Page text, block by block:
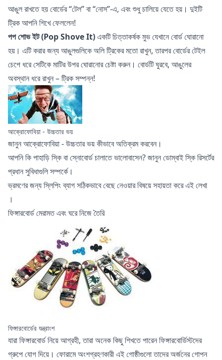
আঙুল রাখতে হয় বোর্ডের “টেল” বা “নোস”-এ, এবং শুধু চালিয়ে যেতে হয়। দুইটি
ট্রিক আপনি শিখে ফেললেন!
পপ শোভ ইট (Pop Shove It)একটি চিত্তাকর্ষক মুভ যেখানে বোর্ড ঘোরানো
হয়। এটি করার জন্য আঙুলগুলিকে অলি ট্রিকের মতো রাখুন, তারপর বোর্ডের টেইল
চেপে ধরে সেটিকে মাটির উপর ঘোরানোর চেষ্টা করুন। বোর্ডটি ঘুরবে, আঙুলের
অবস্থান ধরে রাখুন – ট্রিক সম্পন্ন!
আক্রোফোবিয়া - উচ্চতার ভয়
জানুনআক্রোফোবিয়া- উচ্চতার ভয় কীভাবে অতিক্রম করবেন।
আপনি কি পাহাড়ি স্কি বা স্নোবোর্ড চালাতে ভালোবাসেন?জানুনডোম্বাই স্কি রিসর্টের
প্রধান সুবিধাগুলি সম্পর্কে।
ভ্রমণের জন্য স্লিপিং ব্যাগ সঠিকভাবে বেছে নেওয়ার বিষয়ে সহায়তা করে এইলেখা
।
ফিঙ্গারবোর্ড মেরামত এবং ঘরে নিজে তৈরি
ফিঙ্গারবোর্ডের যন্ত্রাংশ
যারা ফিঙ্গারবোর্ড নিয়ে আগ্রহী, তারা অনেক কিছু শিখতে পারেন ফিঙ্গারবোর্ডিস্টদের
গ্রুপে যোগ দিয়ে। ফোরামে অংশগ্রহণকারী এই গোষ্ঠীগুলো তাদের অর্জনের গোপন